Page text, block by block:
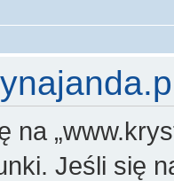
na
Jeśli się